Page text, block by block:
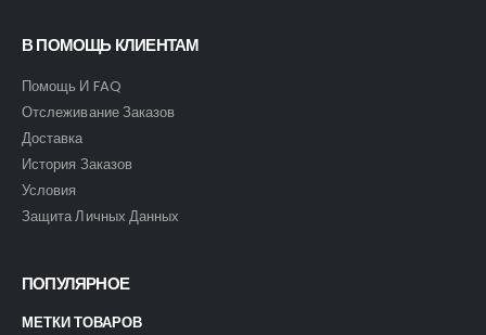
В ПОМОЩЬ КЛИЕНТАМ
Помощь И FAQ
Отслеживание Заказов
Доставка
История Заказов
Условия
Защита Личных Данных
ПОПУЛЯРНОЕ
МЕТКИ ТОВАРОВ